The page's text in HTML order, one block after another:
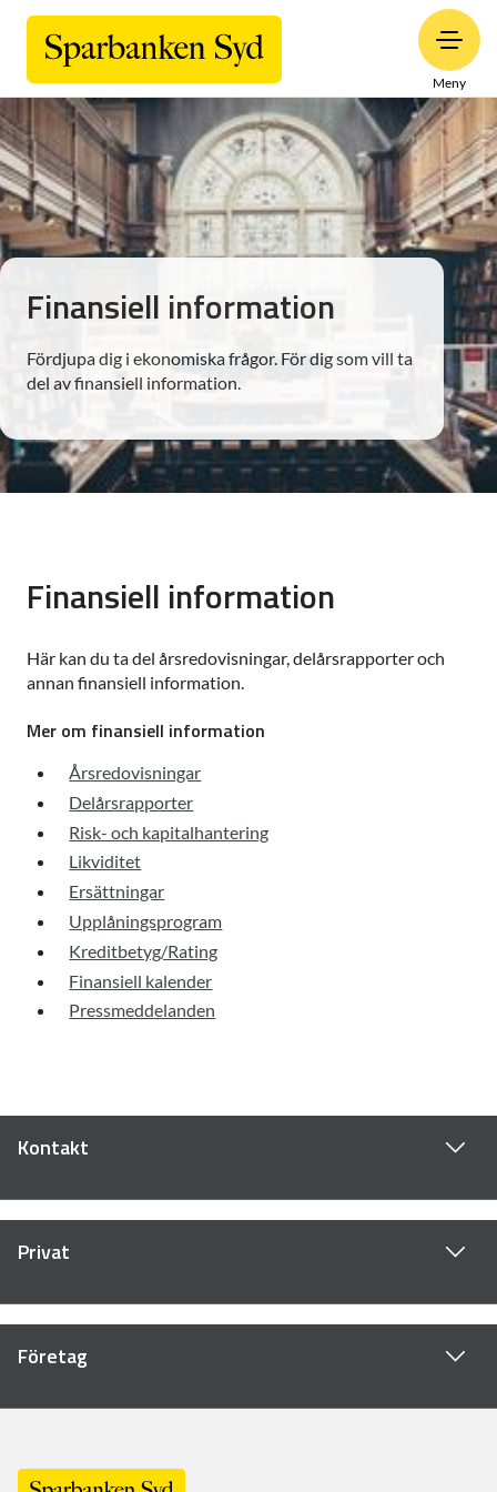
Meny
Finansiell information
Fördjupa dig i ekonomiska frågor. För dig som vill ta
del av finansiell information.
Finansiell information
Här kan du ta del årsredovisningar, delårsrapporter och
annan finansiell information.
Mer om finansiell information
Årsredovisningar
Delårsrapporter
Risk- och kapitalhantering
Likviditet
Ersättningar
Upplåningsprogram
Kreditbetyg/Rating
Finansiell kalender
Pressmeddelanden
Kontakt
Privat
Företag